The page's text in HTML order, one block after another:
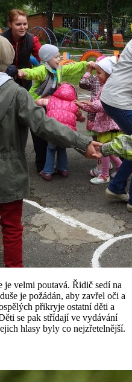
je velmi poutavá. Řidič sedí na
je požádán, aby zavřel oči a
přikryje ostatní děti a
se pak střídají ve vydávání
hlasy byly co nejzřetelnější.